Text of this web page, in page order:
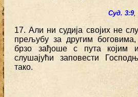
Суд. 3:9,
17. Али ни судија својих не
прељубу за другим
брзо зађоше с пута којим
слушајући заповести
тако.